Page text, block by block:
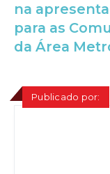
na
para as
da Área
Publicado por: